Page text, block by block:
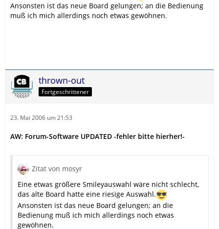
Ansonsten ist das neue Board gelungen; an die Bedienung
muß ich mich allerdings noch etwas gewöhnen.
thrown-out
Fortgeschrittener
23. Mai 2006 um 21:53
AW: Forum-Software UPDATED -fehler bitte hierher!-
Zitat von mosyr
Eine etwas größere Smileyauswahl wäre nicht schlecht,
das alte Board hatte eine riesige Auswahl.
Ansonsten ist das neue Board gelungen; an die
Bedienung muß ich mich allerdings noch etwas
gewöhnen.